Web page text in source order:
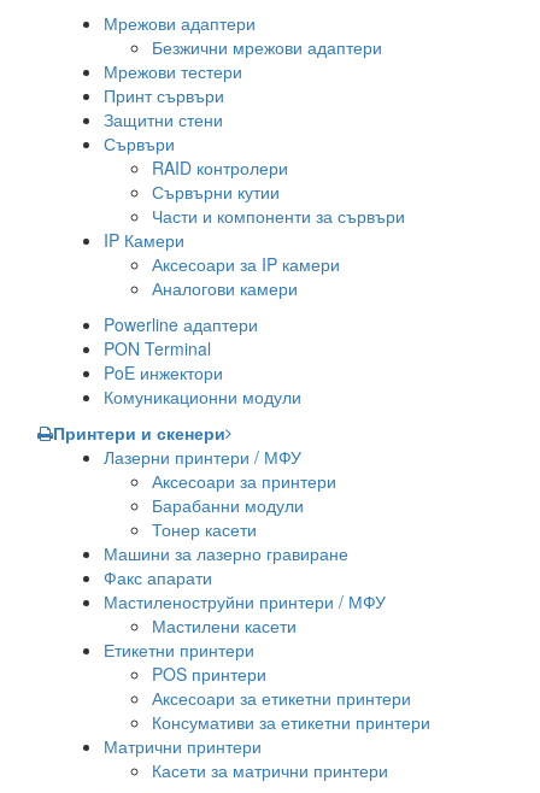
Мрежови адаптери
Безжични мрежови адаптери
Мрежови тестери
Принт сървъри
Защитни стени
Сървъри
RAID контролери
Сървърни кутии
Части и компоненти за сървъри
IP Камери
Аксесоари за IP камери
Аналогови камери
Powerline адаптери
PON Terminal
PoE инжектори
Комуникационни модули
Принтери и скенери
Лазерни принтери / МФУ
Аксесоари за принтери
Барабанни модули
Тонер касети
Машини за лазерно гравиране
Факс апарати
Мастиленоструйни принтери / МФУ
Мастилени касети
Етикетни принтери
POS принтери
Аксесоари за етикетни принтери
Консумативи за етикетни принтери
Матрични принтери
Касети за матрични принтери